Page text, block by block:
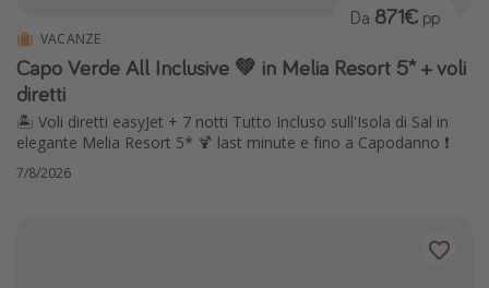
VACANZE
Capo Verde All Inclusive 💚 in Melia Resort 5* + voli
diretti
🏝️ Voli diretti easyJet + 7 notti Tutto Incluso sull'Isola di Sal in
elegante Melia Resort 5* 🍹 last minute e fino a Capodanno ❗️
Da 871€ pp
7/8/2026